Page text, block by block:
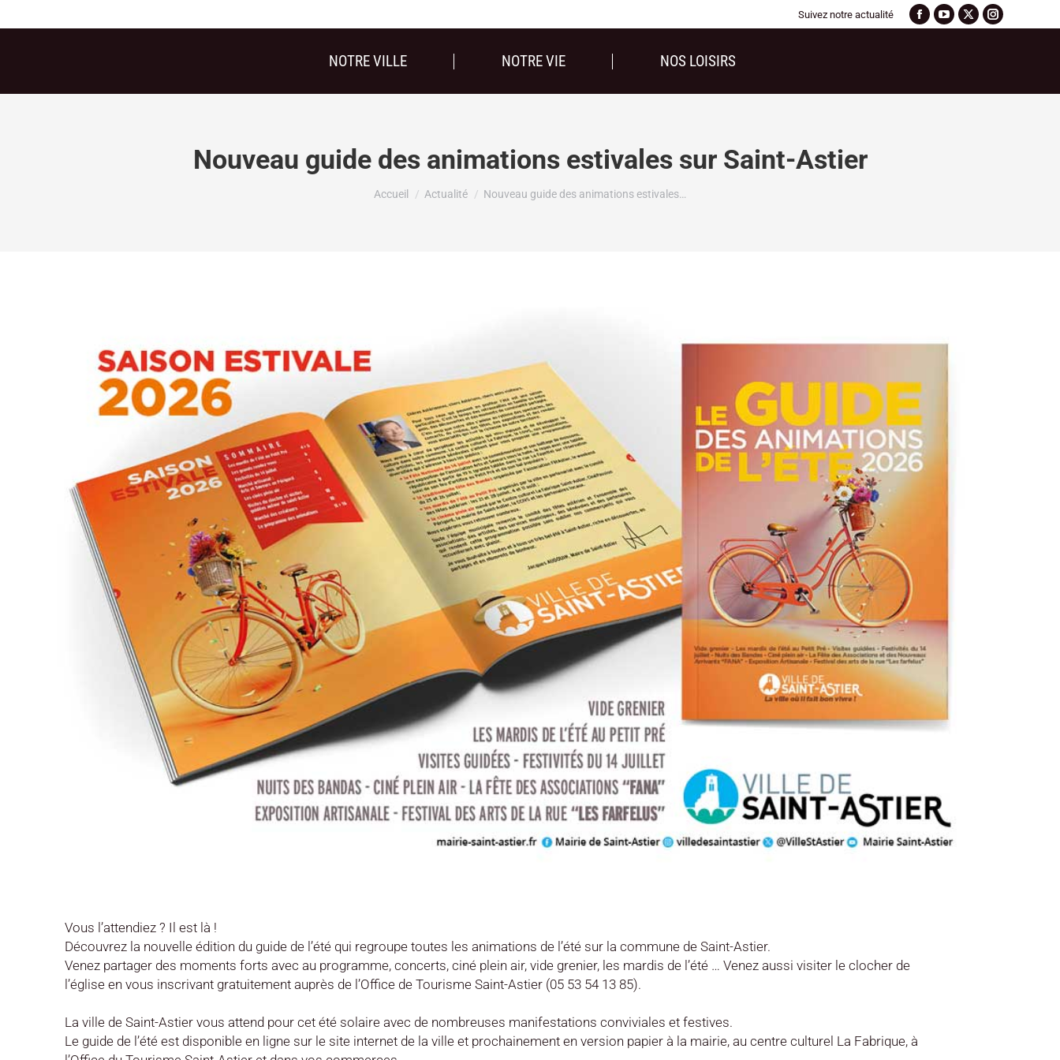
Suivez notre actualité
NOTRE VILLE NOTRE VIE NOS LOISIRS
Nouveau guide des animations estivales sur Saint-Astier
Vous êtes ici :
Accueil Actualité Nouveau guide des animations estivales…
Vous l’attendiez ? Il est là !
Découvrez la nouvelle édition du guide de l’été qui regroupe toutes les animations de l’été sur la commune de Saint-Astier.
Venez partager des moments forts avec au programme, concerts, ciné plein air, vide grenier, les mardis de l’été … Venez aussi visiter le clocher de
l’église en vous inscrivant gratuitement auprès de l’Office de Tourisme Saint-Astier (05 53 54 13 85).
La ville de Saint-Astier vous attend pour cet été solaire avec de nombreuses manifestations conviviales et festives.
Le guide de l’été est disponible en ligne sur le site internet de la ville et prochainement en version papier à la mairie, au centre culturel La Fabrique, à